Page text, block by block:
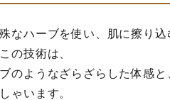
なハーブを使い、肌に擦り込
の技術は、
のようなざらざらした体感と
ゃいます。